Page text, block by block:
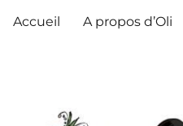
Accueil A propos d’Oli